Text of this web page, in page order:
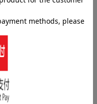
の巨人達の演奏をその手
ャズの歴史的名演の再現
の演奏を分析するもよ
っており、ジャズの深淵
・ワークス マイルス・フ
です。
と名高いものを選りすぐ
パートのソロ演奏もしっ
の巨人達の演奏をその手
ャズの歴史的名演の再現